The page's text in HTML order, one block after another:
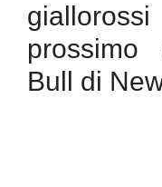
Bull di